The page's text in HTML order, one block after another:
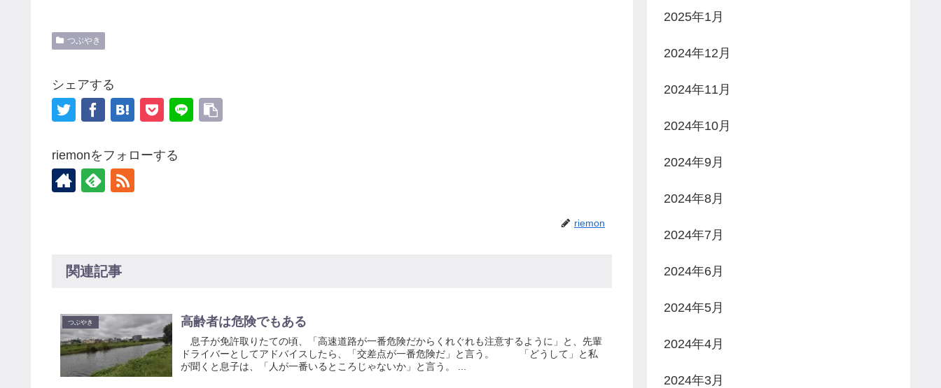
つぶやき
シェアする
riemonをフォローする
riemon
関連記事
つぶやき 高齢者は危険でもある
息子が免許取りたての頃、「高速道路が一番危険だからくれぐれも注意するように」と、先輩
ドライバーとしてアドバイスしたら、「交差点が一番危険だ」と言う。 「どうして」と私
が聞くと息子は、「人が一番いるところじゃないか」と言う。 ...
2025年1月
2024年12月
2024年11月
2024年10月
2024年9月
2024年8月
2024年7月
2024年6月
2024年5月
2024年4月
2024年3月